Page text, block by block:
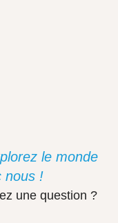
le monde
nous !
une question ?